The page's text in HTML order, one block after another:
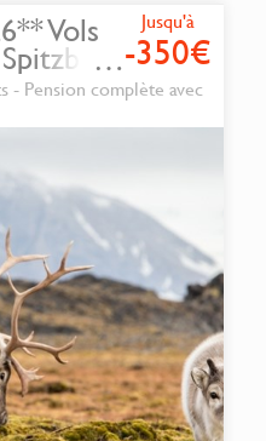
Jusqu'à
-350€
Vols
- Pension complète avec